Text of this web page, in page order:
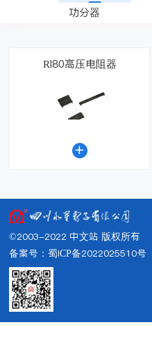
功分器
RI80高压电阻器

©2003-2022 中文站 版权所有
备案号：蜀ICP备2022025510号